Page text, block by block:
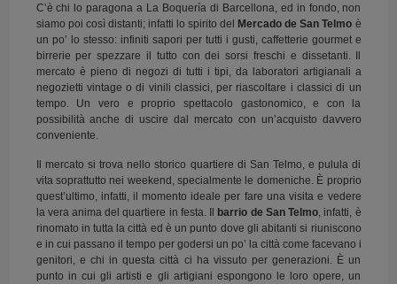
C’è chi lo paragona a La Boquería di Barcellona, ed in fondo, non
siamo poi così distanti; infatti lo spirito del Mercado de San Telmo è
un po’ lo stesso: infiniti sapori per tutti i gusti, caffetterie gourmet e
birrerie per spezzare il tutto con dei sorsi freschi e dissetanti. Il
mercato è pieno di negozi di tutti i tipi, da laboratori artigianali a
negozietti vintage o di vinili classici, per riascoltare i classici di un
tempo. Un vero e proprio spettacolo gastonomico, e con la
possibilità anche di uscire dal mercato con un’acquisto davvero
conveniente.
Il mercato si trova nello storico quartiere di San Telmo, e pulula di
vita soprattutto nei weekend, specialmente le domeniche. È proprio
quest’ultimo, infatti, il momento ideale per fare una visita e vedere
la vera anima del quartiere in festa. Il barrio de San Telmo , infatti, è
rinomato in tutta la città ed è un punto dove gli abitanti si riuniscono
e in cui passano il tempo per godersi un po’ la città come facevano i
genitori, e chi in questa città ci ha vissuto per generazioni. È un
punto in cui gli artisti e gli artigiani espongono le loro opere, un